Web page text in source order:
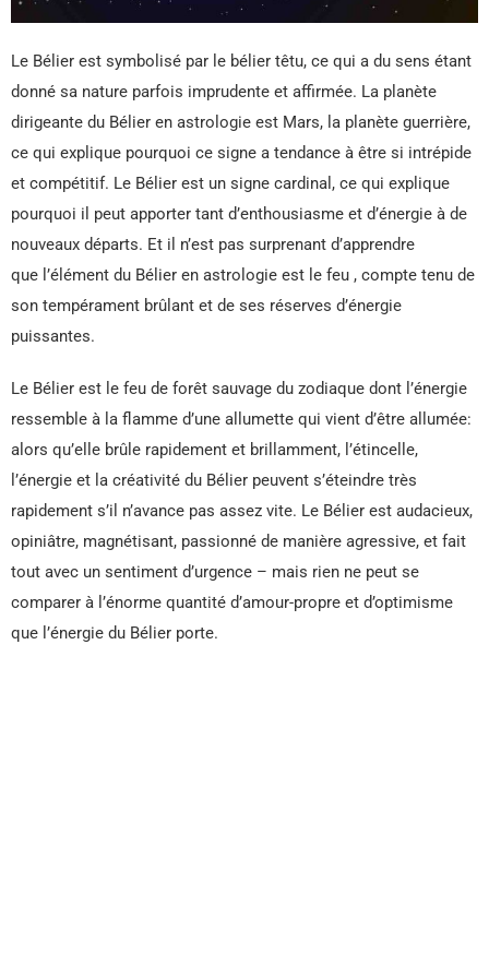
Le Bélier est symbolisé par le bélier têtu, ce qui a du sens étant
donné sa nature parfois imprudente et affirmée. La planète
dirigeante du Bélier en astrologie est Mars, la planète guerrière,
ce qui explique pourquoi ce signe a tendance à être si intrépide
et compétitif. Le Bélier est un signe cardinal, ce qui explique
pourquoi il peut apporter tant d’enthousiasme et d’énergie à de
nouveaux départs. Et il n’est pas surprenant d’apprendre
que l’élément du Bélier en astrologie est le feu , compte tenu de
son tempérament brûlant et de ses réserves d’énergie
puissantes.
Le Bélier est le feu de forêt sauvage du zodiaque dont l’énergie
ressemble à la flamme d’une allumette qui vient d’être allumée:
alors qu’elle brûle rapidement et brillamment, l’étincelle,
l’énergie et la créativité du Bélier peuvent s’éteindre très
rapidement s’il n’avance pas assez vite. Le Bélier est audacieux,
opiniâtre, magnétisant, passionné de manière agressive, et fait
tout avec un sentiment d’urgence – mais rien ne peut se
comparer à l’énorme quantité d’amour-propre et d’optimisme
que l’énergie du Bélier porte.